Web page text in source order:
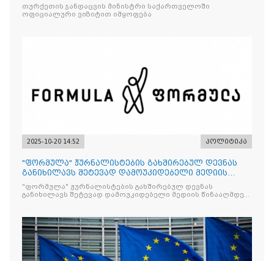
თურქეთის ჯანდაცვის მინისტრი საქართველოში
ოფიციალური ვიზიტით იმყოფება
2025-10-20 14:52 პოლიტიკა
"ფორმულა" ჟურნალისტების გახშირებულ დევნას
განიხილავს შეტევად დამოუკიდებელი მედიის
წინააღმდ
"ფორმულა" ჟურნალისტების გახშირებულ დევნას
განიხილავს შეტევად დამოუკიდებელი მედიის წინააღმდეგ,